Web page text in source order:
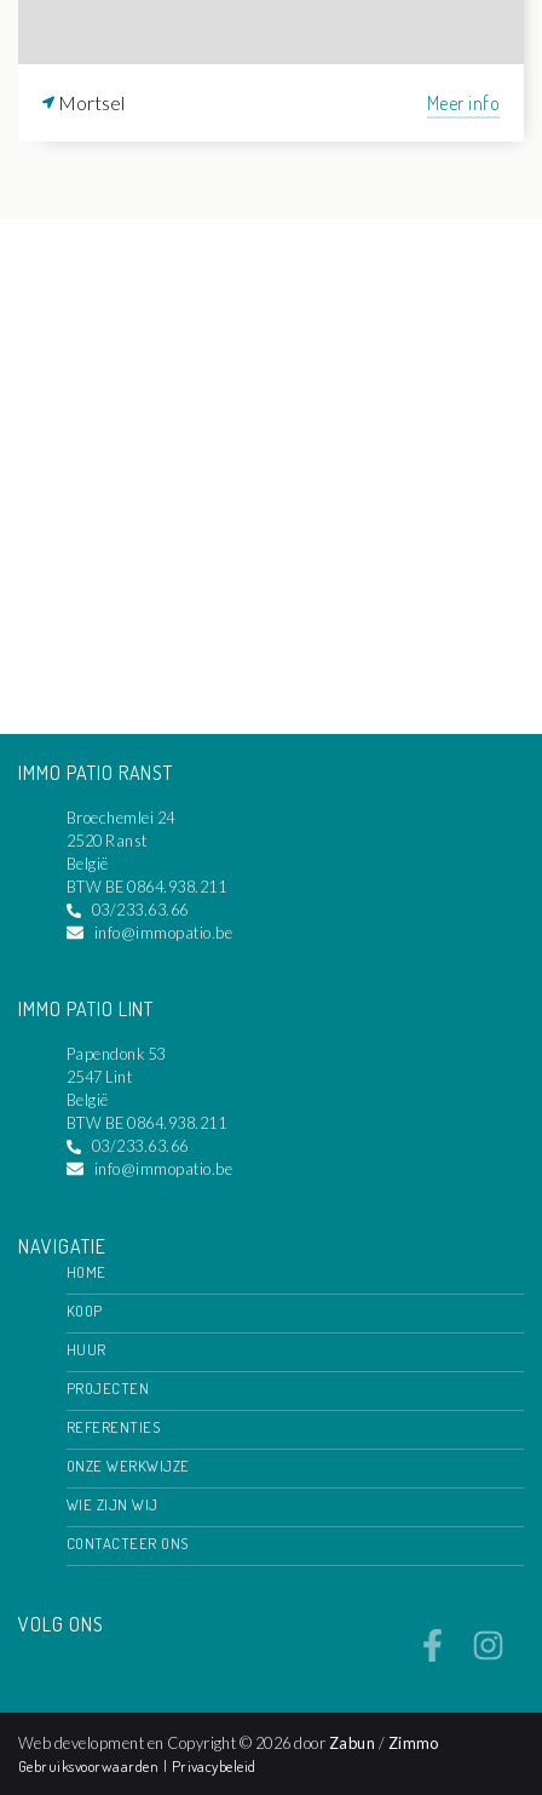
Mortsel Meer info
IMMO PATIO RANST
Broechemlei 24
2520 Ranst
België
BTW BE 0864.938.211
03/233.63.66
info@immopatio.be
IMMO PATIO LINT
Papendonk 53
2547 Lint
België
BTW BE 0864.938.211
03/233.63.66
info@immopatio.be
NAVIGATIE
HOME
KOOP
HUUR
PROJECTEN
REFERENTIES
ONZE WERKWIJZE
WIE ZIJN WIJ
CONTACTEER ONS
VOLG ONS
Web development en Copyright © 2026 door Zabun / Zimmo
Gebruiksvoorwaarden | Privacybeleid